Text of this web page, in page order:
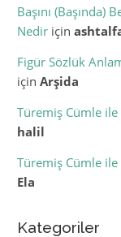
Başını (Başında)
Nediriçin
Figür Sözlük
için Arşida
Türemiş Cümle
halil
Türemiş Cümle
Ela
Kategoriler